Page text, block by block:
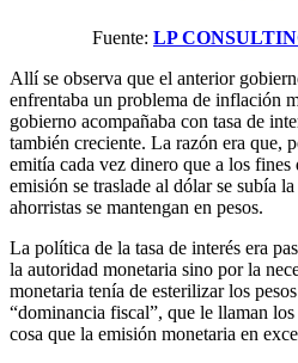
Fuente: LP
Allí se observa que el anterior
enfrentaba un problema de inflación
gobierno acompañaba con tasa de
también creciente. La razón era que,
emitía cada vez dinero que a los fines
emisión se traslade al dólar se subía
ahorristas se mantengan en pesos.
La política de la tasa de interés era
la autoridad monetaria sino por la
monetaria tenía de esterilizar los
“dominancia fiscal”, que le llaman
cosa que la emisión monetaria en